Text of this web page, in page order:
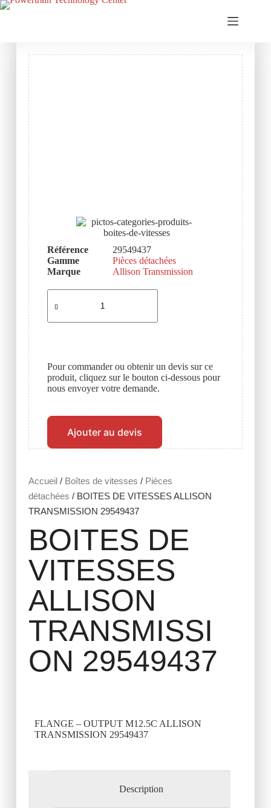
Accueil/ Boîtes de vitesses / Pièces
détachées / BOITES DE VITESSES ALLISON
TRANSMISSION 29549437
BOITES DE
VITESSES
ALLISON
TRANSMISSI
ON 29549437
FLANGE – OUTPUT M12.5C ALLISON
TRANSMISSION 29549437
Description
Référence
29549437
Gamme
Pièces détachées
Marque
Allison Transmission
Pour commander ou obtenir un devis sur ce
produit, cliquez sur le bouton ci-dessous pour
nous envoyer votre demande.
Ajouter au devis